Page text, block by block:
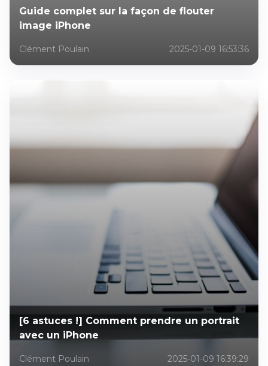
Guide complet sur la façon de flouter
image iPhone
Clément Poulain 2025-01-09 16:53:36
[6 astuces !] Comment prendre un portrait
avec un iPhone
Clément Poulain 2025-01-09 16:39:29